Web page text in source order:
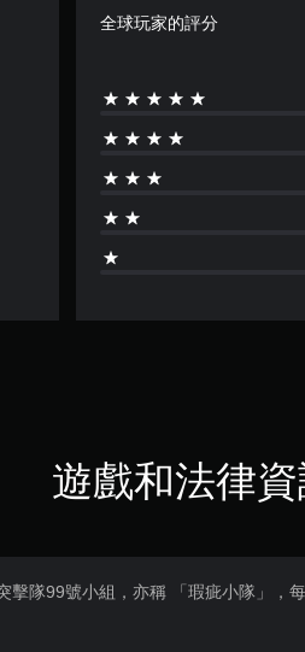
全球玩家的評分
遊戲和法律
隊99號小組，亦稱 「瑕疵小隊」，